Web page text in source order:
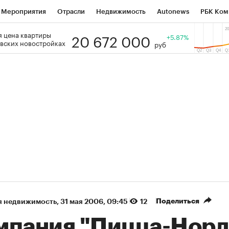
Мероприятия Отрасли Недвижимость Autonews РБК
РБК Образование Тренды
цена квартиры
новостройках
20 672 000 руб
+5.87%
недвижимость⁠, 31 мая 2006, 09:45 12 Поделиться